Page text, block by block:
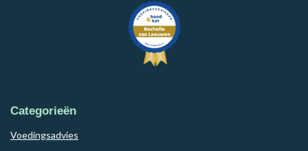
Categorieën
Voedingsadvies